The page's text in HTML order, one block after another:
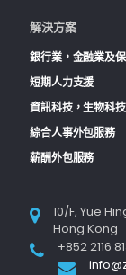
解決方案
銀行業，金融業及
短期人力支援
資訊科技，生物科
綜合人事外包服務
薪酬外包服務
10/F, Yue
Hong Kong
+852 2116